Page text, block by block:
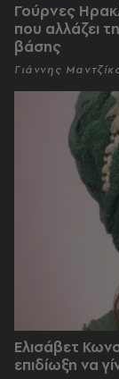
Γούρνες
που αλλάζει
βάσης
Γιάννης
Ελισάβετ
επιδίωξη να